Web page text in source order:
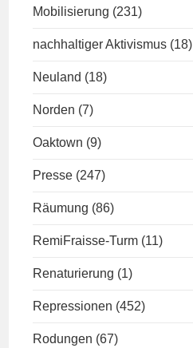
Mobilisierung (231)
nachhaltiger Aktivismus (18)
Neuland (18)
Norden (7)
Oaktown (9)
Presse (247)
Räumung (86)
RemiFraisse-Turm (11)
Renaturierung (1)
Repressionen (452)
Rodungen (67)